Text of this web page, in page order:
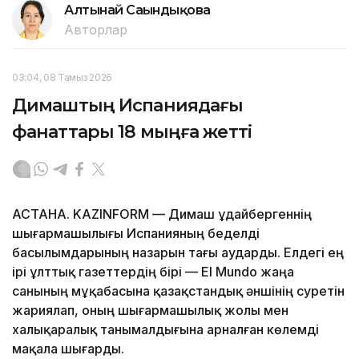
Алтынай Сағындықова
Авторлар
03:04, 08 Тамыз 2026
Димаштың Испаниядағы
фанаттары 18 мыңға жетті
АСТАНА. KAZINFORM — Димаш Құдайбергеннің
шығармашылығы Испанияның беделді
басылымдарының назарын тағы аударды. Елдегі ең
ірі ұлттық газеттердің бірі — El Mundo жаңа
санының мұқабасына қазақстандық әншінің суретін
жариялап, оның шығармашылық жолы мен
халықаралық танымалдығына арналған көлемді
мақала шығарды.